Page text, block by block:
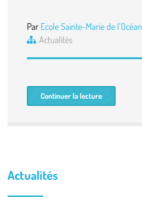
Par Ecole Sainte-Marie de l'Océan
Actualités
Continuer la lecture
Actualités